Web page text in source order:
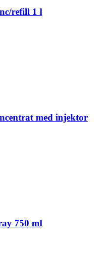
refill 1 l
med injektor
750 ml